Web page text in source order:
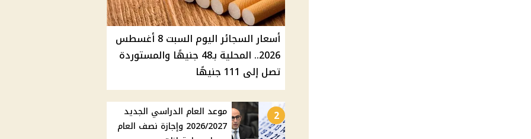
أسعار السجائر اليوم السبت 8 أغسطس
2026.. المحلية بـ48 جنيهًا والمستوردة
تصل إلى 111 جنيهًا
2
موعد العام الدراسي الجديد
2026/2027 وإجازة نصف العام